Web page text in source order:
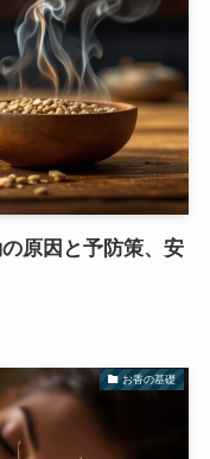
原因と予防策、安
お香の基礎